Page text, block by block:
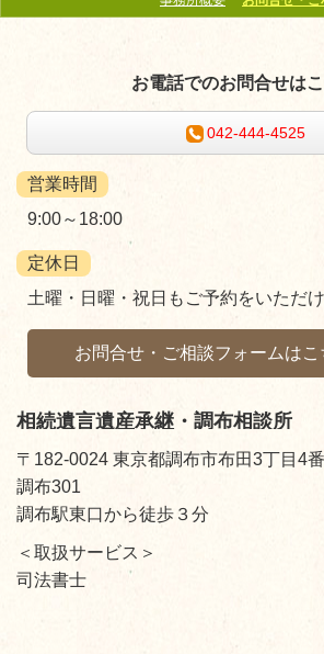
お電話でのお問合せは
042-444-4525
営業時間
9:00～18:00
定休日
土曜・日曜・祝日もご予約をいただ
お問合せ・ご相談フォームはこ
相続遺言遺産承継・調布相談所
〒182-0024 東京都調布市布田3丁目4
調布301
調布駅東口から徒歩３分
＜取扱サービス＞
司法書士